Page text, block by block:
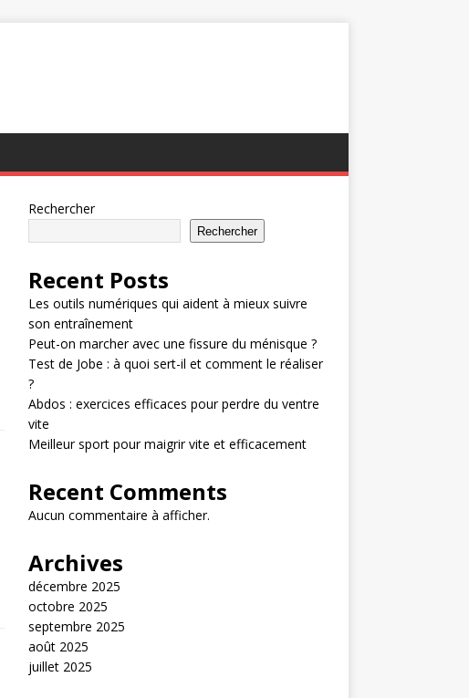
Rechercher
Rechercher
Recent Posts
Les outils numériques qui aident à mieux suivre
son entraînement
Peut-on marcher avec une fissure du ménisque ?
Test de Jobe : à quoi sert-il et comment le réaliser
?
Abdos : exercices efficaces pour perdre du ventre
vite
Meilleur sport pour maigrir vite et efficacement
Recent Comments
Aucun commentaire à afficher.
Archives
décembre 2025
octobre 2025
septembre 2025
août 2025
juillet 2025